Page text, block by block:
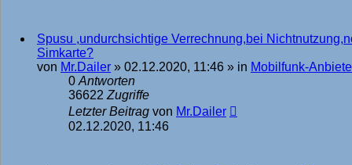
Spusu ,undurchsichtige Verrechnung,bei
Simkarte?
von Mr.Dailer » 02.12.2020, 11:46 » in Mobilfunk-
0Antworten
36622Zugriffe
Letzter Beitrag von Mr.Dailer
02.12.2020, 11:46